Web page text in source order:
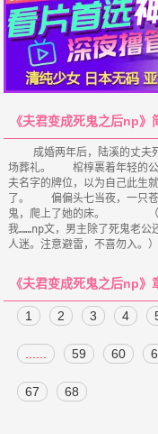
《夫君变成死鬼之后np》
场葬礼。　　棺椁裹着年轻的
夫名字的牌位，以为自己此生
了。　　偏偏头七当夜，一只
鬼，爬上了她的床。　　　　
我……np文，男主除了死鬼老公
《夫君变成死鬼之后np》
1 2 3 4
...... 59 60
67 68